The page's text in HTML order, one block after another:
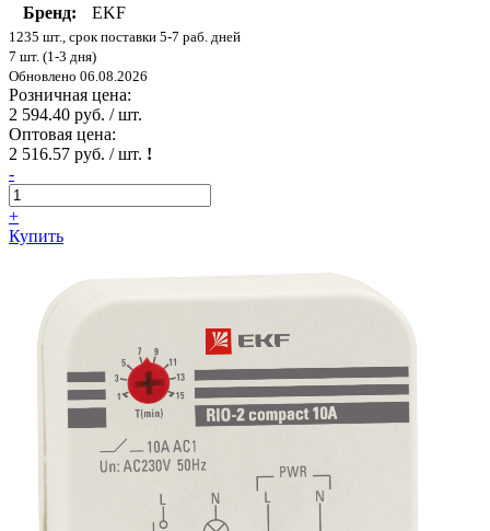
Бренд:
EKF
1235 шт., срок поставки 5-7 раб. дней
7 шт. (1-3 дня)
Обновлено 06.08.2026
Розничная цена:
2 594.40 руб. / шт.
Оптовая цена:
2 516.57 руб. / шт. !
-
+
Купить